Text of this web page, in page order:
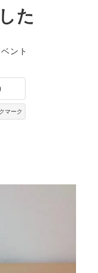
た
ー
ント
マーク